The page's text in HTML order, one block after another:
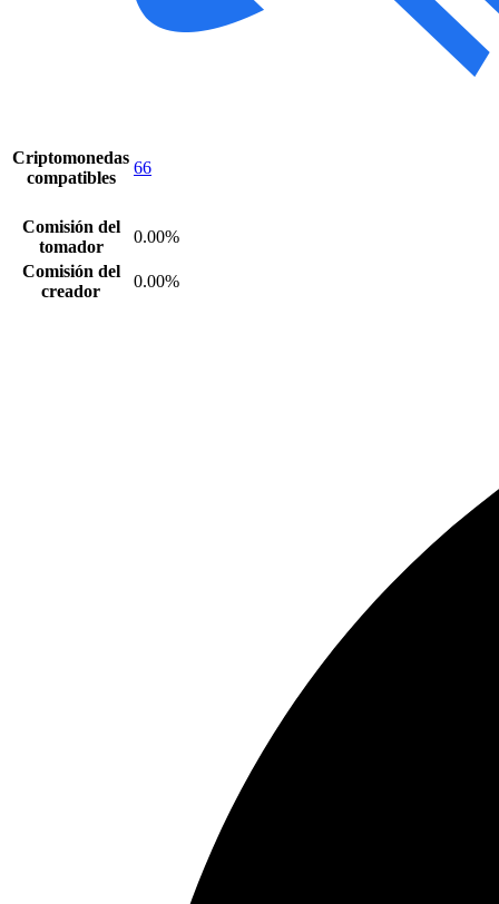
Criptomonedas
compatibles
66
Comisión del
tomador
0.00%
Comisión del
creador
0.00%